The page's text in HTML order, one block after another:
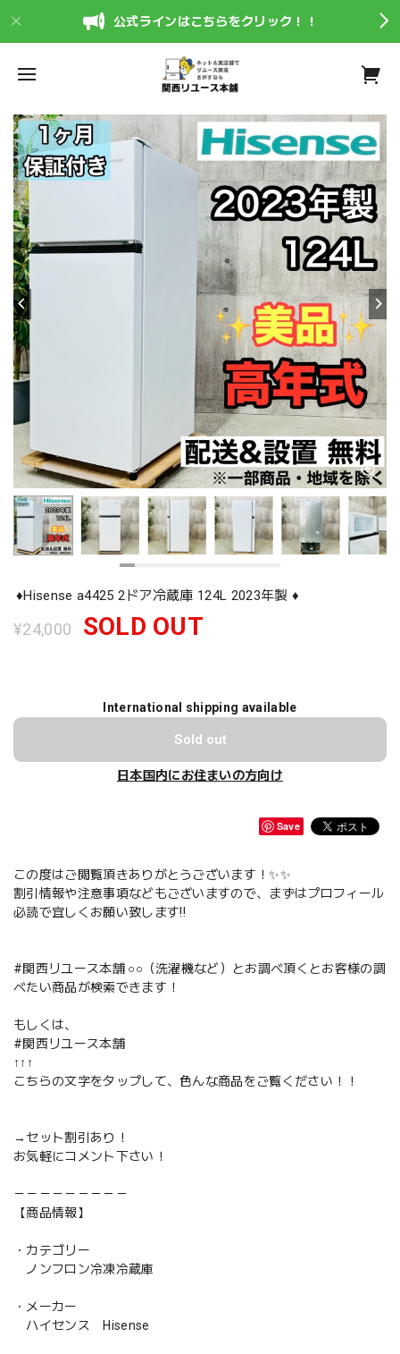
公式ラインはこちらをクリック！！
♦️Hisense a4425 2ドア冷蔵庫 124L 2023年製 ♦️
¥24,000 SOLD OUT
International shipping available
Sold out
日本国内にお住まいの方向け
Save
この度はご閲覧頂きありがとうございます！✨✨
割引情報や注意事項などもございますので、まずはプロフィール
必読で宜しくお願い致します‼️
#関西リユース本舗 ○○（洗濯機など）とお調べ頂くとお客様の調
べたい商品が検索できます！
もしくは、
#関西リユース本舗
↑↑↑
こちらの文字をタップして、色んな商品をご覧ください！！
→セット割引あり！
お気軽にコメント下さい！
－－－－－－－－－
【商品情報】
・カテゴリー
ノンフロン冷凍冷蔵庫
・メーカー
ハイセンス Hisense